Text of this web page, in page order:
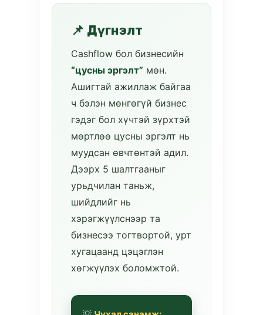
📌 Дүгнэлт
Cashflow бол бизнесийн
“цусны эргэлт” мөн.
Ашигтай ажиллаж байгаа
ч бэлэн мөнгөгүй бизнес
гэдэг бол хүчтэй зүрхтэй
мөртлөө цусны эргэлт нь
муудсан өвчтөнтэй адил.
Дээрх 5 шалтгааныг
урьдчилан таньж,
шийдлийг нь
хэрэгжүүлснээр та
бизнесээ тогтвортой, урт
хугацаанд цэцэглэн
хөгжүүлэх боломжтой.